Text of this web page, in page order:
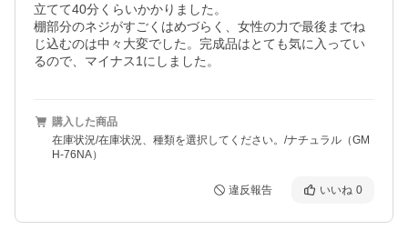
立てて40分くらいかかりました。
棚部分のネジがすごくはめづらく、女性の力で最後までね
じ込むのは中々大変でした。完成品はとても気に入ってい
るので、マイナス1にしました。
購入した商品
在庫状況/在庫状況、種類を選択してください。/ナチュラル（GM
H-76NA）
違反報告 いいね 0